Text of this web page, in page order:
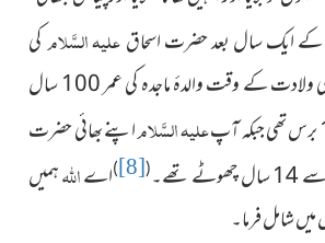
ایک سال بعد حضرت اسحاقعلیہ السَّلامکی
پیدائش ہوئی تھی آپ کی ولادت کے وقت والدۂ ماجدہ کی عمر 100 سال
علیہ السَّلاماپنے بھائی حضرت
چھوٹے تھے۔ (
[8]
)اےاللہہمیں
شامل فرما۔